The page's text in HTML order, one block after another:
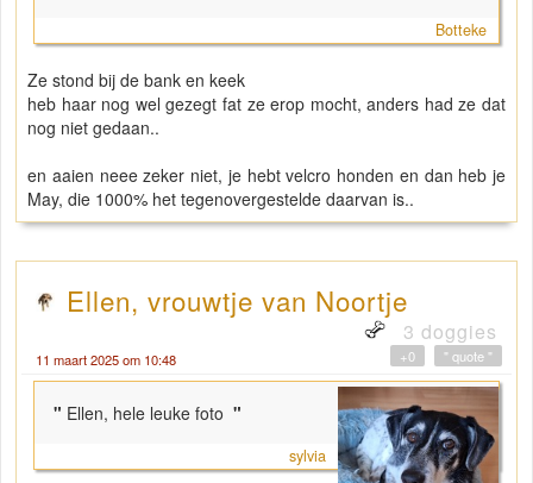
Botteke
Ze stond bij de bank en keek
heb haar nog wel gezegt fat ze erop mocht, anders had ze dat
nog niet gedaan..
en aaien neee zeker niet, je hebt velcro honden en dan heb je
May, die 1000% het tegenovergestelde daarvan is..
Ellen, vrouwtje van Noortje
3 doggies
11 maart 2025 om 10:48 " quote "
+0
" Ellen, hele leuke foto "
sylvia